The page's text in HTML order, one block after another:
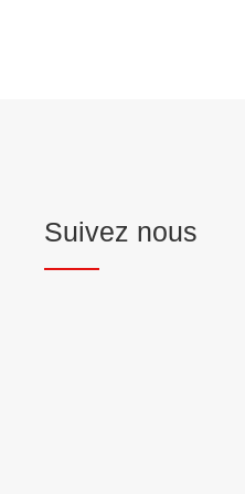
Suivez nous